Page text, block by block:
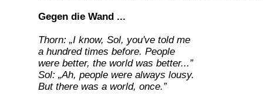
Gegen die Wand ...
Thorn: „I know, Sol, you've told me
a hundred times before. People
were better, the world was better...”
Sol: „Ah, people were always lousy.
But there was a world, once.”